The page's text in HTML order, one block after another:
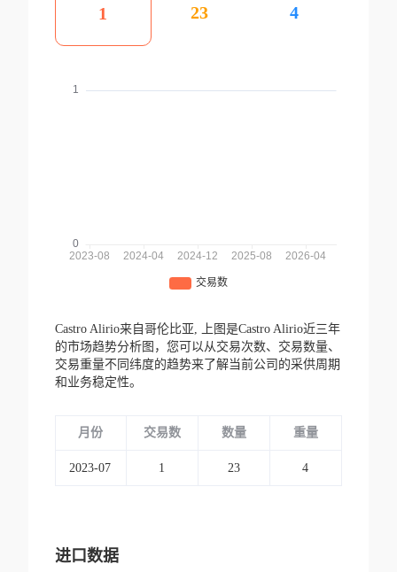
1 23 4
Castro Alirio来自哥伦比亚,
上图是Castro Alirio近三年
的市场趋势分析图，您可以从交易次数、交易数量、
交易重量不同纬度的趋势来了解当前公司的采供周期
和业务稳定性。
月份 交易数 数量 重量
2023-07 1 23 4
进口数据